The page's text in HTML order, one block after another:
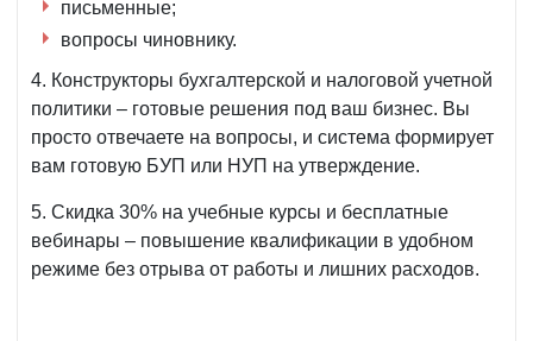
письменные;
вопросы чиновнику.
4. Конструкторы бухгалтерской и налоговой учетной
политики – готовые решения под ваш бизнес. Вы
просто отвечаете на вопросы, и система формирует
вам готовую БУП или НУП на утверждение.
5. Скидка 30% на учебные курсы и бесплатные
вебинары – повышение квалификации в удобном
режиме без отрыва от работы и лишних расходов.